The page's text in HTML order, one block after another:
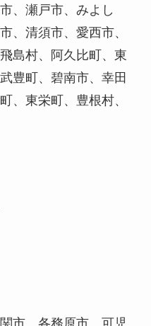
、瀬戸市、みよし
、清須市、愛西市、
島村、阿久比町、東
豊町、碧南市、幸田
、東栄町、豊根村、